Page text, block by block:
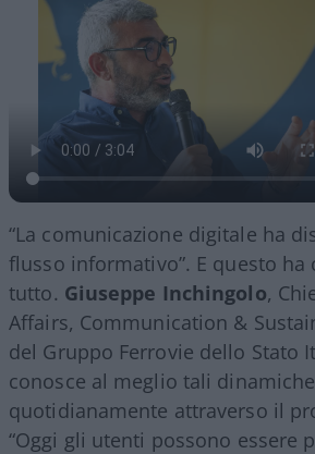
“La comunicazione digitale ha
flusso informativo”. E questo ha
tutto. Giuseppe Inchingolo,
Affairs, Communication &
del Gruppo Ferrovie dello Stato
conosce al meglio tali
quotidianamente attraverso il
“Oggi gli utenti possono essere